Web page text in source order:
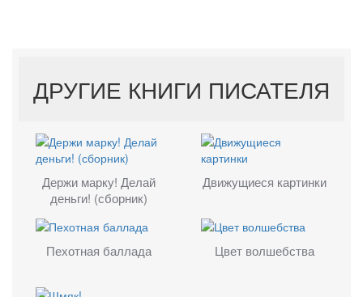
ДРУГИЕ КНИГИ ПИСАТЕЛЯ
Держи марку! Делай
деньги! (сборник)
Движущиеся картинки
Пехотная баллада Цвет волшебства